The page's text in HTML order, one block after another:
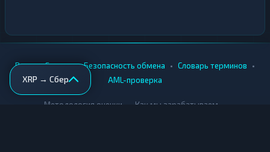
XRP → Сбер
Вики • Города • Безопасность обмена • Словарь терминов •
AML-проверка
Методология оценки Как мы зарабатываем